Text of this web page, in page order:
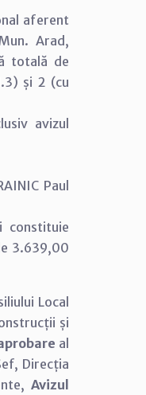
aferent
Arad,
totală de
și 2 (cu
avizul
Paul
constituie
3.639,00
Local
și
al
Direcția
Avizul